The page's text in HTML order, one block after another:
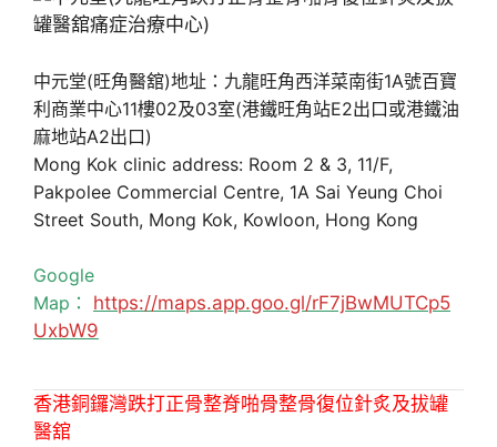
中元堂(旺角醫舘)地址：九龍旺角西洋菜南街1A號百寶
利商業中心11樓02及03室(港鐵旺角站E2出口或港鐵油
麻地站A2出口)
Mong Kok clinic address: Room 2 & 3, 11/F,
Pakpolee Commercial Centre, 1A Sai Yeung Choi
Street South, Mong Kok, Kowloon, Hong Kong
Google
Map： https://maps.app.goo.gl/rF7jBwMUTCp5
UxbW9
香港銅鑼灣跌打正骨整脊啪骨整骨復位針炙及拔罐
醫舘